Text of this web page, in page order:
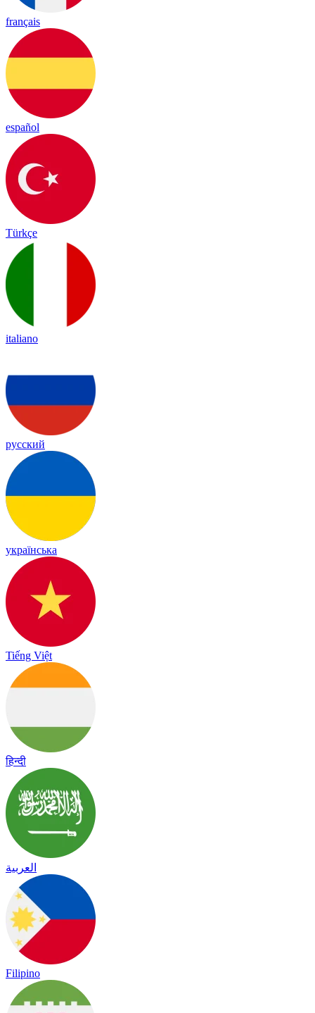
français
español
Türkçe
italiano
русский
українська
Tiếng Việt
हिन्दी
العربية
Filipino